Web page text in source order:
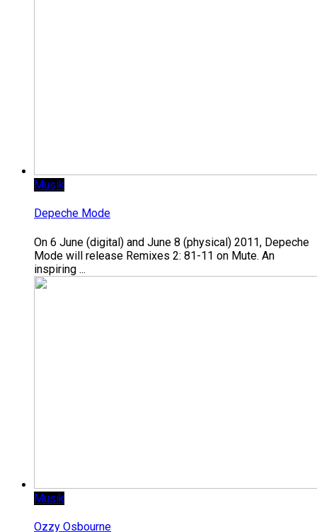
Musik
Depeche Mode
On 6 June (digital) and June 8 (physical) 2011, Depeche
Mode will release Remixes 2: 81-11 on Mute. An
inspiring ...
Musik
Ozzy Osbourne